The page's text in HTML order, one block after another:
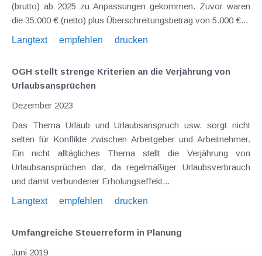
(brutto) ab 2025 zu Anpassungen gekommen. Zuvor waren
die 35.000 € (netto) plus Überschreitungsbetrag von 5.000 €...
Langtext
empfehlen drucken
OGH stellt strenge Kriterien an die Verjährung von
Urlaubsansprüchen
Dezember 2023
Das Thema Urlaub und Urlaubsanspruch usw. sorgt nicht
selten für Konflikte zwischen Arbeitgeber und Arbeitnehmer.
Ein nicht alltägliches Thema stellt die Verjährung von
Urlaubsansprüchen dar, da regelmäßiger Urlaubsverbrauch
und damit verbundener Erholungseffekt...
Langtext
empfehlen drucken
Umfangreiche Steuerreform in Planung
Juni 2019